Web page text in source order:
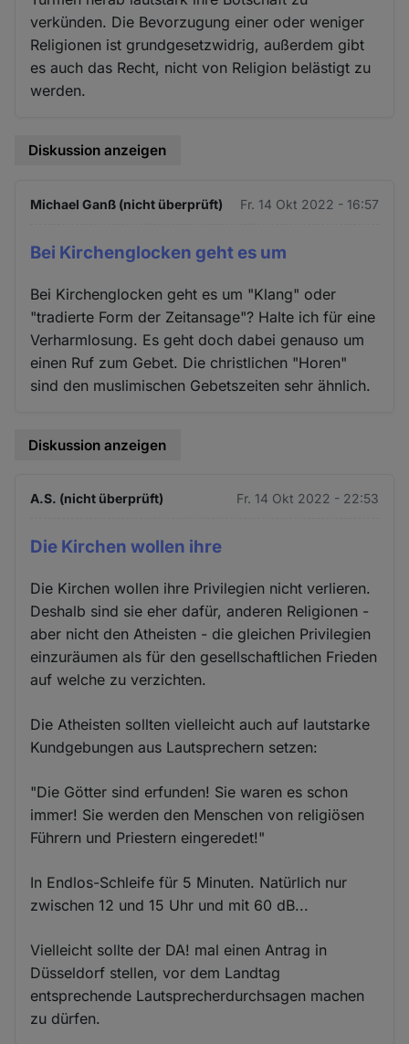
verkünden. Die Bevorzugung einer oder weniger
Religionen ist grundgesetzwidrig, außerdem gibt
es auch das Recht, nicht von Religion belästigt zu
werden.
Diskussion anzeigen
Michael Ganß (nicht überprüft) Fr. 14 Okt 2022 - 16:57
Bei Kirchenglocken geht es um
Bei Kirchenglocken geht es um "Klang" oder
"tradierte Form der Zeitansage"? Halte ich für eine
Verharmlosung. Es geht doch dabei genauso um
einen Ruf zum Gebet. Die christlichen "Horen"
sind den muslimischen Gebetszeiten sehr ähnlich.
Diskussion anzeigen
A.S. (nicht überprüft) Fr. 14 Okt 2022 - 22:53
Die Kirchen wollen ihre
Die Kirchen wollen ihre Privilegien nicht verlieren.
Deshalb sind sie eher dafür, anderen Religionen -
aber nicht den Atheisten - die gleichen Privilegien
einzuräumen als für den gesellschaftlichen Frieden
auf welche zu verzichten.
Die Atheisten sollten vielleicht auch auf lautstarke
Kundgebungen aus Lautsprechern setzen:
"Die Götter sind erfunden! Sie waren es schon
immer! Sie werden den Menschen von religiösen
Führern und Priestern eingeredet!"
In Endlos-Schleife für 5 Minuten. Natürlich nur
zwischen 12 und 15 Uhr und mit 60 dB...
Vielleicht sollte der DA! mal einen Antrag in
Düsseldorf stellen, vor dem Landtag
entsprechende Lautsprecherdurchsagen machen
zu dürfen.